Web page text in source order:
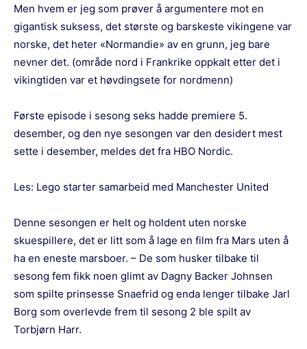
Men hvem er jeg som prøver å argumentere mot en
gigantisk suksess, det største og barskeste vikingene var
norske, det heter «Normandie» av en grunn, jeg bare
nevner det. (område nord i Frankrike oppkalt etter det i
vikingtiden var et høvdingsete for nordmenn)
Første episode i sesong seks hadde premiere 5.
desember, og den nye sesongen var den desidert mest
sette i desember, meldes det fra HBO Nordic.
Les: Lego starter samarbeid med Manchester United
Denne sesongen er helt og holdent uten norske
skuespillere, det er litt som å lage en film fra Mars uten å
ha en eneste marsboer. – De som husker tilbake til
sesong fem fikk noen glimt av Dagny Backer Johnsen
som spilte prinsesse Snaefrid og enda lenger tilbake Jarl
Borg som overlevde frem til sesong 2 ble spilt av
Torbjørn Harr.